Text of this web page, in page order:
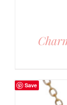
Save